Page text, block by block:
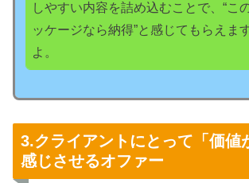
しやすい内容を詰め込むことで、“こ
ッケージなら納得”と感じてもらえま
よ。
3.クライアントにとって「価値
感じさせるオファー